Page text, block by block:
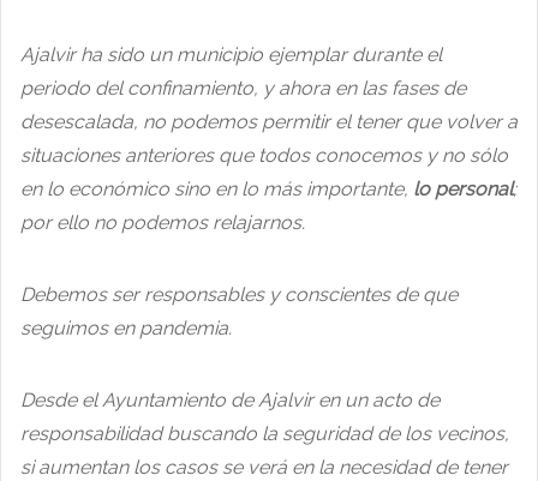
Ajalvir ha sido un municipio ejemplar durante el
periodo del confinamiento, y ahora en las fases de
desescalada, no podemos permitir el tener que volver a
situaciones anteriores que todos conocemos y no sólo
en lo económico sino en lo más importante, lo personal;
por ello no podemos relajarnos.
Debemos ser responsables y conscientes de que
seguimos en pandemia.
Desde el Ayuntamiento de Ajalvir en un acto de
responsabilidad buscando la seguridad de los vecinos,
si aumentan los casos se verá en la necesidad de tener